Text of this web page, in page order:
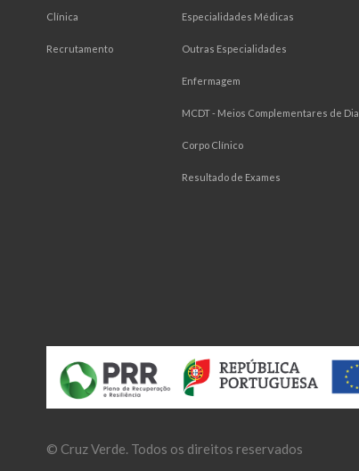
Clínica
Recrutamento
Especialidades Médicas
Outras Especialidades
Enfermagem
MCDT - Meios Complementares de
Corpo Clínico
Resultado de Exames
© Cruz Verde. Todos os direitos reservados